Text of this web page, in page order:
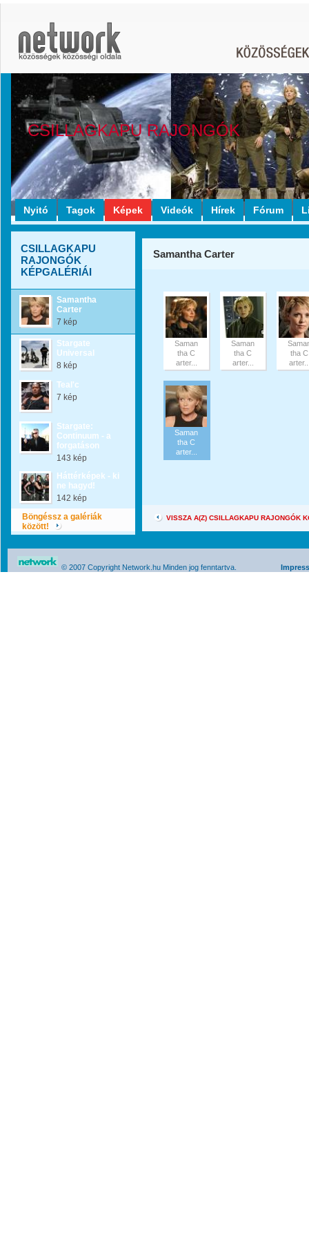
CSILLAGKAPU RAJONGÓK
Nyitó Tagok Képek Videók Hírek Fórum
CSILLAGKAPU
RAJONGÓK
KÉPGALÉRIÁI
Samantha
Carter
7 kép
Stargate
Universal
8 kép
Teal'c
7 kép
Stargate:
Continuum - a
forgatáson
143 kép
Háttérképek - ki
ne hagyd!
142 kép
Böngéssz a galériák
között!
Samantha Carter
Saman
tha C
arter...
Saman
tha C
arter...
tha C
Saman
tha C
arter...
VISSZA A(Z) CSILLAGKAPU RAJONGÓK
© 2007 Copyright Network.hu Minden jog fenntartva.